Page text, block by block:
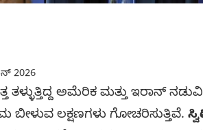
2026
ಅಮೆರಿಕ ಮತ್ತು ಇರಾನ್
ಬೀಳುವ ಲಕ್ಷಣಗಳು ಗೋಚರಿಸುತ್ತಿವೆ.